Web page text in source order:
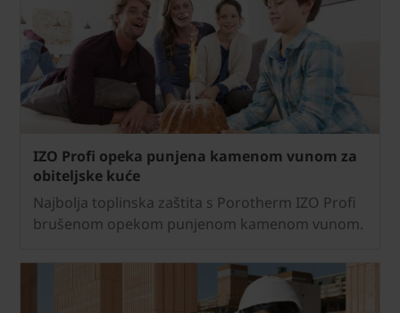
IZO Profi opeka punjena kamenom vunom za
obiteljske kuće
Najbolja toplinska zaštita s Porotherm IZO Profi
brušenom opekom punjenom kamenom vunom.